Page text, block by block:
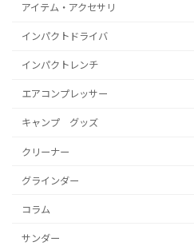
アイテム・アクセサリ
インパクトドライバ
インパクトレンチ
エアコンプレッサー
キャンプ グッズ
クリーナー
グラインダー
コラム
サンダー